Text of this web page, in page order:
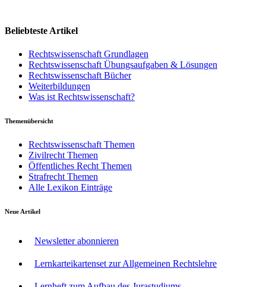
Beliebteste Artikel
Rechtswissenschaft Grundlagen
Rechtswissenschaft Übungsaufgaben & Lösungen
Rechtswissenschaft Bücher
Weiterbildungen
Was ist Rechtswissenschaft?
Themenübersicht
Rechtswissenschaft Themen
Zivilrecht Themen
Öffentliches Recht Themen
Strafrecht Themen
Alle Lexikon Einträge
Neue Artikel
Newsletter abonnieren
Lernkarteikartenset zur Allgemeinen Rechtslehre